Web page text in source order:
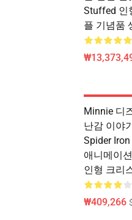
Stuffed 인
플 기념품
Minnie 디
난감 이야
Spider
애니메이
인형 크리
₩409,266